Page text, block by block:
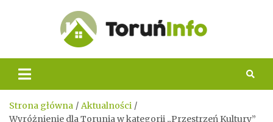
Info
Strona główna
Aktualności
Wyróżnienie dla Torunia w kategorii „Przestrzeń Kultury”